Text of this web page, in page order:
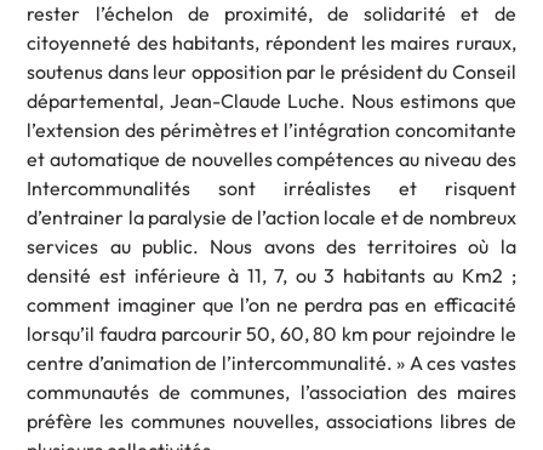
rester l’échelon de proximité, de solidarité et de
citoyenneté des habitants, répondent les maires ruraux,
soutenus dans leur opposition par le président du Conseil
départemental, Jean-Claude Luche. Nous estimons que
l’extension des périmètres et l’intégration concomitante
et automatique de nouvelles compétences au niveau des
Intercommunalités sont irréalistes et risquent
d’entrainer la paralysie de l’action locale et de nombreux
services au public. Nous avons des territoires où la
densité est inférieure à 11, 7, ou 3 habitants au Km2 ;
comment imaginer que l’on ne perdra pas en efficacité
lorsqu’il faudra parcourir 50, 60, 80 km pour rejoindre le
centre d’animation de l’intercommunalité. » A ces vastes
communautés de communes, l’association des maires
préfère les communes nouvelles, associations libres de